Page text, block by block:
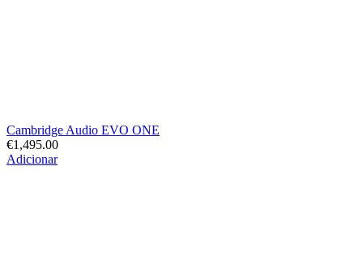
Cambridge Audio EVO ONE
€1,495.00
Adicionar